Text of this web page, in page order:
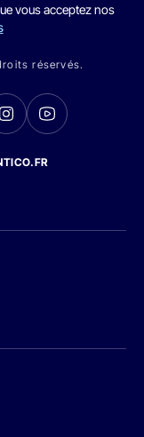
vous acceptez nos
réservés.